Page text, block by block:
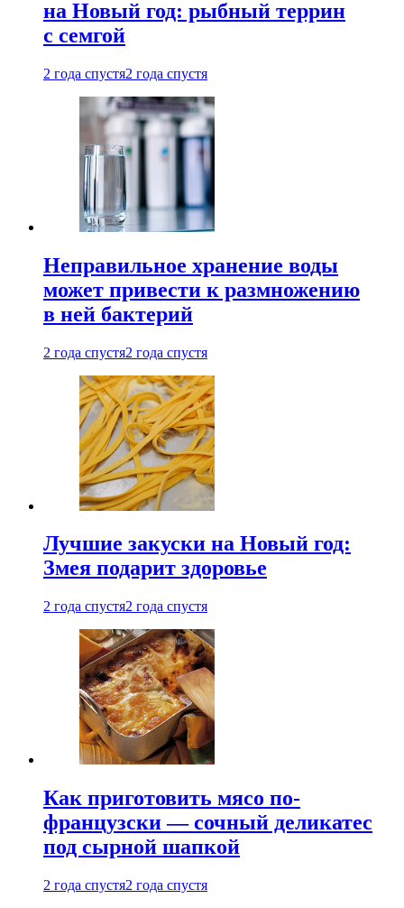
на Новый год: рыбный террин
с семгой
2 года спустя2 года спустя
Неправильное хранение воды
может привести к размножению
в ней бактерий
2 года спустя2 года спустя
Лучшие закуски на Новый год:
Змея подарит здоровье
2 года спустя2 года спустя
Как приготовить мясо по-
французски — сочный деликатес
под сырной шапкой
2 года спустя2 года спустя